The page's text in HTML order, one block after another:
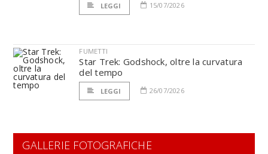
LEGGI 15/07/2026
FUMETTI
Star Trek: Godshock, oltre la curvatura
del tempo
LEGGI 26/07/2026
GALLERIE FOTOGRAFICHE